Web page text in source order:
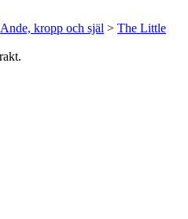
Ande, kropp och själ > The Little